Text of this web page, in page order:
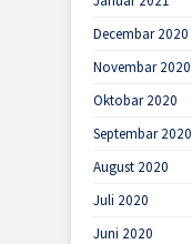
Decembar 2020
Novembar 2020
Oktobar 2020
Septembar 2020
August 2020
Juli 2020
Juni 2020